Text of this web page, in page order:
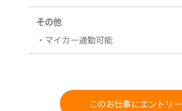
その他
・マイカー通勤可能
このお仕事にエントリー